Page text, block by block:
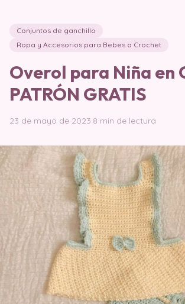
Conjuntos de ganchillo
Ropa y Accesorios para Bebes a Crochet
Overol para Niña en
PATRÓN GRATIS
23 de mayo de 2023·8 min de lectura